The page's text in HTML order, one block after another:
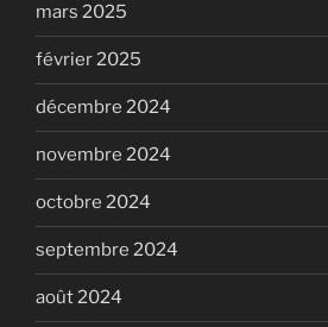
mars 2025
février 2025
décembre 2024
novembre 2024
octobre 2024
septembre 2024
août 2024